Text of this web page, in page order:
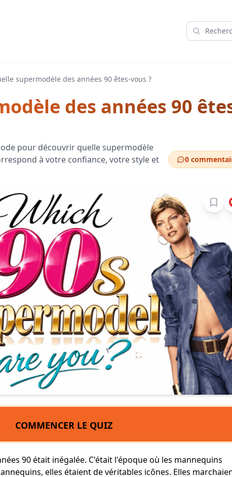
supermodèle des années 90 êtes-vous ?
des années 90
pour découvrir quelle supermodèle
à votre confiance, votre style et
0
COMMENCER LE QUIZ
90 était inégalée. C'était l'époque où les mannequins
elles étaient de véritables icônes. Elles